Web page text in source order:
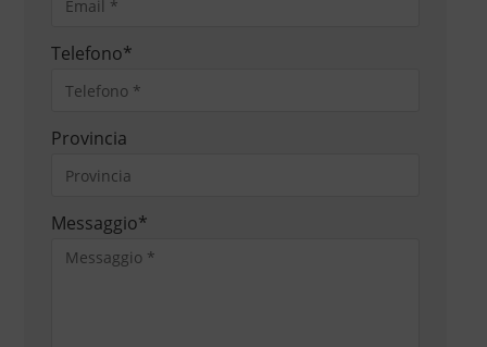
Telefono*
Provincia
Messaggio*